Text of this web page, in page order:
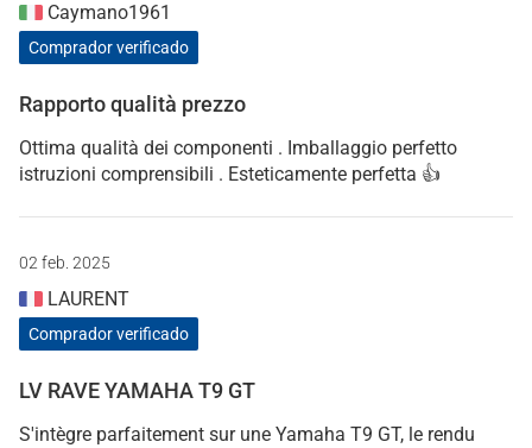
Caymano1961
Comprador verificado
Rapporto qualità prezzo
Ottima qualità dei componenti . Imballaggio perfetto
istruzioni comprensibili . Esteticamente perfetta 👍
02 feb. 2025
LAURENT
Comprador verificado
LV RAVE YAMAHA T9 GT
S'intègre parfaitement sur une Yamaha T9 GT, le rendu